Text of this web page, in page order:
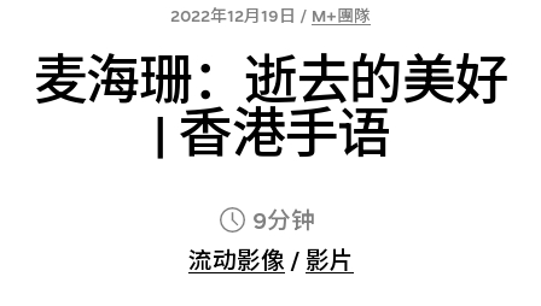
2022年12月19日 / M+團隊
麦海珊：逝去的美好
| 香港手语
9分钟
流动影像 / 影片